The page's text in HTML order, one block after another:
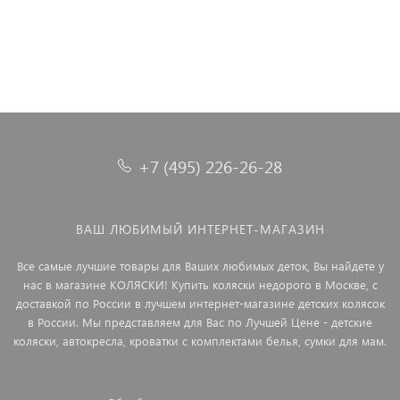
+7 (495) 226-26-28
ВАШ ЛЮБИМЫЙ ИНТЕРНЕТ-МАГАЗИН
Все самые лучшие товары для Ваших любимых деток, Вы найдете у
нас в магазине КОЛЯСКИ! Купить коляски недорого в Москве, с
доставкой по России в лучшем интернет-магазине детских колясок
в России. Мы представляем для Вас по Лучшей Цене - детские
коляски, автокресла, кроватки с комплектами белья, сумки для мам.